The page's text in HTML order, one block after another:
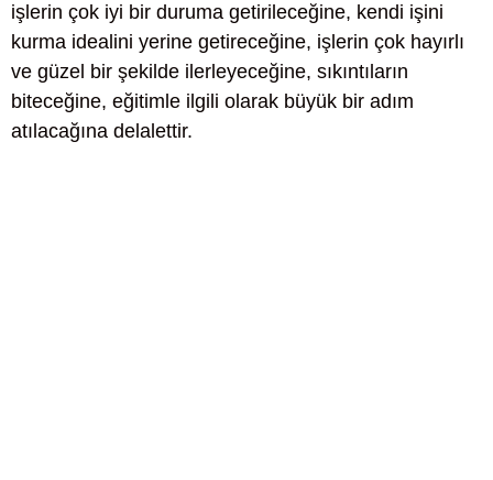
işlerin çok iyi bir duruma getirileceğine, kendi işini
kurma idealini yerine getireceğine, işlerin çok hayırlı
ve güzel bir şekilde ilerleyeceğine, sıkıntıların
biteceğine, eğitimle ilgili olarak büyük bir adım
atılacağına delalettir.